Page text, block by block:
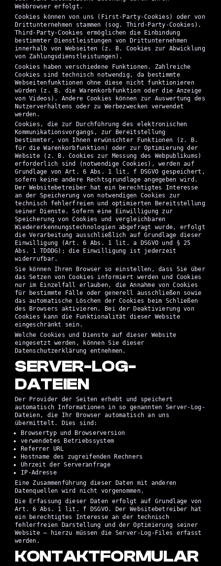
Webbrowser erfolgt.
Cookies können von uns (First-Party-Cookies) oder von
Drittunternehmen stammen (sog. Third-Party-Cookies).
Third-Party-Cookies ermöglichen die Einbindung
bestimmter Dienstleistungen von Drittunternehmen
innerhalb von Webseiten (z. B. Cookies zur Abwicklung
von Zahlungsdienstleistungen).
Cookies haben verschiedene Funktionen. Zahlreiche
Cookies sind technisch notwendig, da bestimmte
Webseitenfunktionen ohne diese nicht funktionieren
würden (z. B. die Warenkorbfunktion oder die Anzeige
von Videos). Andere Cookies können zur Auswertung des
Nutzerverhaltens oder zu Werbezwecken verwendet
werden.
Cookies, die zur Durchführung des elektronischen
Kommunikationsvorgangs, zur Bereitstellung
bestimmter, von Ihnen erwünschter Funktionen (z. B.
für die Warenkorbfunktion) oder zur Optimierung der
Website (z. B. Cookies zur Messung des Webpublikums)
erforderlich sind (notwendige Cookies), werden auf
Grundlage von Art. 6 Abs. 1 lit. f DSGVO gespeichert,
sofern keine andere Rechtsgrundlage angegeben wird.
Der Websitebetreiber hat ein berechtigtes Interesse
an der Speicherung von notwendigen Cookies zur
technisch fehlerfreien und optimierten Bereitstellung
seiner Dienste. Sofern eine Einwilligung zur
Speicherung von Cookies und vergleichbaren
Wiedererkennungstechnologien abgefragt wurde, erfolgt
die Verarbeitung ausschließlich auf Grundlage dieser
Einwilligung (Art. 6 Abs. 1 lit. a DSGVO und § 25
Abs. 1 TDDDG); die Einwilligung ist jederzeit
widerrufbar.
Sie können Ihren Browser so einstellen, dass Sie über
das Setzen von Cookies informiert werden und Cookies
nur im Einzelfall erlauben, die Annahme von Cookies
für bestimmte Fälle oder generell ausschließen sowie
das automatische Löschen der Cookies beim Schließen
des Browsers aktivieren. Bei der Deaktivierung von
Cookies kann die Funktionalität dieser Website
eingeschränkt sein.
Welche Cookies und Dienste auf dieser Website
eingesetzt werden, können Sie dieser
Datenschutzerklärung entnehmen.
SERVER-LOG-
DATEIEN
Der Provider der Seiten erhebt und speichert
automatisch Informationen in so genannten Server-Log-
Dateien, die Ihr Browser automatisch an uns
übermittelt. Dies sind:
Browsertyp und Browserversion
verwendetes Betriebssystem
Referrer URL
Hostname des zugreifenden Rechners
Uhrzeit der Serveranfrage
IP-Adresse
Eine Zusammenführung dieser Daten mit anderen
Datenquellen wird nicht vorgenommen.
Die Erfassung dieser Daten erfolgt auf Grundlage von
Art. 6 Abs. 1 lit. f DSGVO. Der Websitebetreiber hat
ein berechtigtes Interesse an der technisch
fehlerfreien Darstellung und der Optimierung seiner
Website – hierzu müssen die Server-Log-Files erfasst
werden.
KONTAKTFORMULAR